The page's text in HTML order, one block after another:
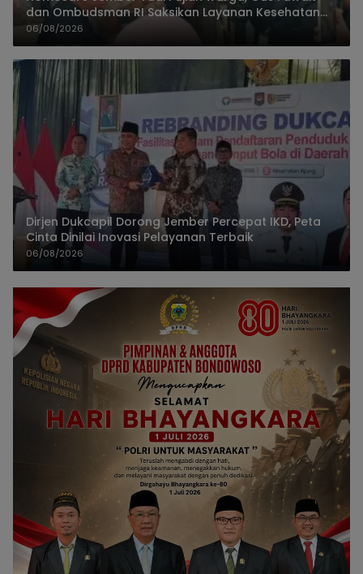
dan Ombudsman RI Saksikan Layanan Kesehatan
Rumah Pasien
06/08/2026
Dirjen Dukcapil Dorong Jember Percepat IKD, Peta
Cinta Dinilai Inovasi Pelayanan Terbaik
06/08/2026